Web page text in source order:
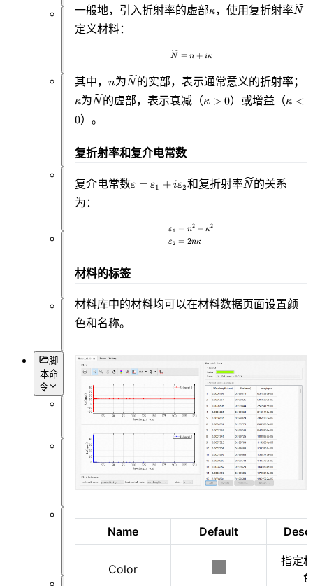
后
化
和
描
API
设
计
附
脚
本命
令
一般地，引入折射率的虚部\kappa
κ，使用复折射率N
定义材料：
\widetilde{N} = n + i\kappa
N = n + iκ
其中，n
n为 \widetilde{N}
N 的实部，表示通常意义的折射率；
κ为 \widetilde{N}
N 的虚部，表示衰减（\kappa>0
κ > 0）或增益（κ <
0）。
复折射率和复介电常数
复介电常数\varepsilon =
i\varepsilon_2
ε = ε1 + iε2和复折射率\widetilde{N}
N 的关系
为：
\begin{aligned} \varepsilon_1
ε1
ε2
= n2 − κ2
= 2nκ
材料的标签
材料库中的材料均可以在材料数据页面设置颜
色和名称。
Name Default
Color
指定